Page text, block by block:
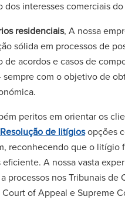
dos interesses comerciais
residenciais, A nossa
sólida em processos de
de acordos e casos de
sempre com o objetivo de
peritos em orientar os
Resolução de litígiosopções
reconhecendo que o litígio
eficiente. A nossa vasta
processos nos Tribunais de
of Appeal e Supreme